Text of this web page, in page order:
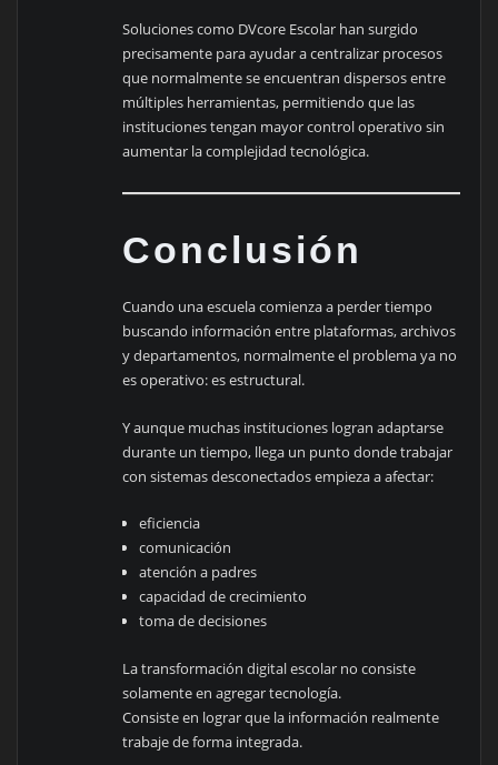
Soluciones como DVcore Escolar han surgido
precisamente para ayudar a centralizar procesos
que normalmente se encuentran dispersos entre
múltiples herramientas, permitiendo que las
instituciones tengan mayor control operativo sin
aumentar la complejidad tecnológica.
Conclusión
Cuando una escuela comienza a perder tiempo
buscando información entre plataformas, archivos
y departamentos, normalmente el problema ya no
es operativo: es estructural.
Y aunque muchas instituciones logran adaptarse
durante un tiempo, llega un punto donde trabajar
con sistemas desconectados empieza a afectar:
eficiencia
comunicación
atención a padres
capacidad de crecimiento
toma de decisiones
La transformación digital escolar no consiste
solamente en agregar tecnología.
Consiste en lograr que la información realmente
trabaje de forma integrada.